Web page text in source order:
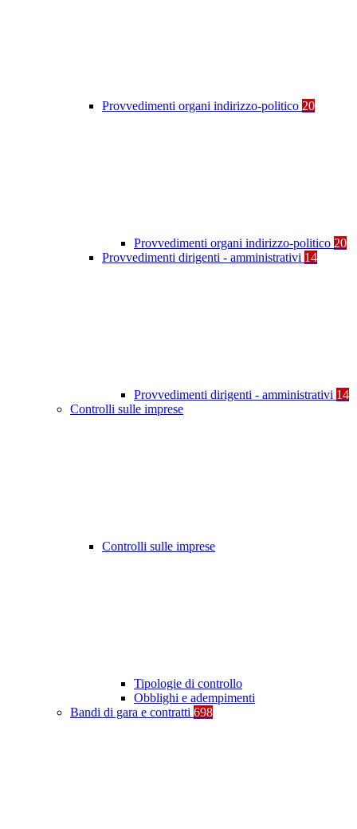
Provvedimenti organi indirizzo-politico 20
Provvedimenti organi indirizzo-politico 20
Provvedimenti dirigenti - amministrativi 14
Provvedimenti dirigenti - amministrativi 14
Controlli sulle imprese
Controlli sulle imprese
Tipologie di controllo
Obblighi e adempimenti
Bandi di gara e contratti 698